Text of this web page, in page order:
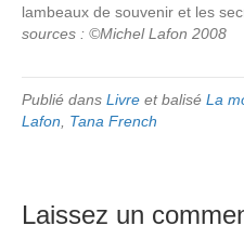
lambeaux de souvenir et les
sources : ©Michel Lafon 2008
Publié dans Livre et balisé La
Lafon
Tana French
Laissez un